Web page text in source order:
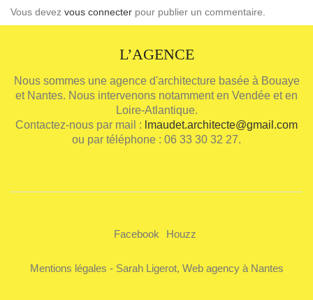
Vous devez vous connecter pour publier un commentaire.
L’AGENCE
Nous sommes une agence d'architecture basée à Bouaye
et Nantes. Nous intervenons notamment en Vendée et en
Loire-Atlantique.
Contactez-nous par mail : lmaudet.architecte@gmail.com
ou par téléphone : 06 33 30 32 27.
Facebook Houzz
Mentions légales - Sarah Ligerot, Web agency à Nantes